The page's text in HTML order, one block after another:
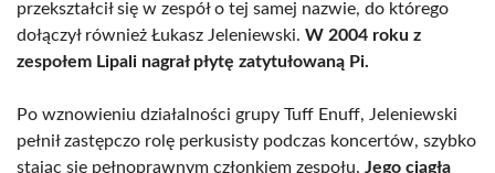
przekształcił się w zespół o tej samej nazwie, do którego
dołączył również Łukasz Jeleniewski. W 2004 roku z
zespołem Lipali nagrał płytę zatytułowaną Pi.
Po wznowieniu działalności grupy Tuff Enuff, Jeleniewski
pełnił zastępczo rolę perkusisty podczas koncertów, szybko
stając się pełnoprawnym członkiem zespołu. Jego ciągła